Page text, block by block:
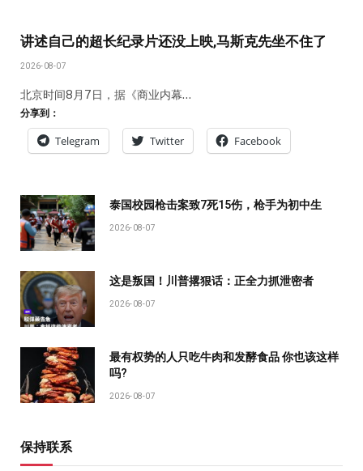
讲述自己的超长纪录片还没上映,马斯克先坐不住了
2026-08-07
北京时间8月7日，据《商业内幕…
分享到：
Telegram Twitter Facebook
泰国校园枪击案致7死15伤，枪手为初中生
2026-08-07
这是叛国！川普撂狠话：正全力抓泄密者
2026-08-07
最有权势的人只吃牛肉和发酵食品 你也该这样
吗?
2026-08-07
保持联系